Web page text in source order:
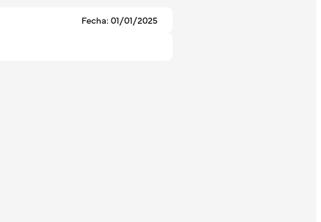
Fecha: 01/01/2025